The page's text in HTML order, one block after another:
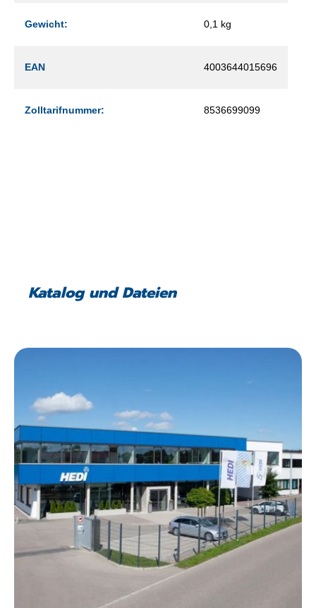
Gewicht: 0,1 kg
EAN 4003644015696
Zolltarifnummer: 8536699099
Katalog und Dateien